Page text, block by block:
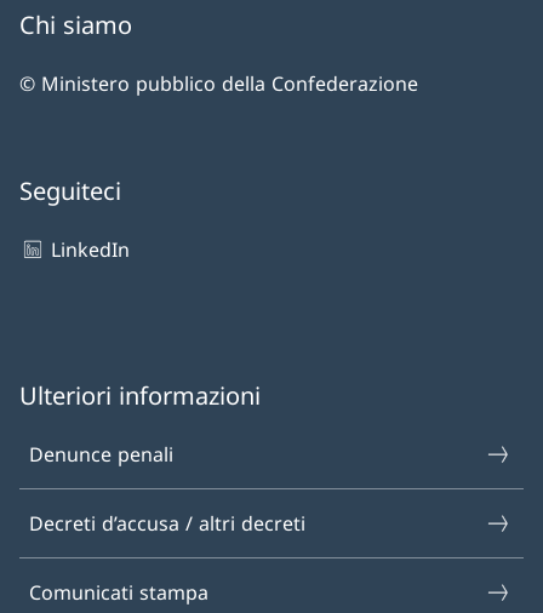
Chi siamo
© Ministero pubblico della Confederazione
Seguiteci
LinkedIn
Ulteriori informazioni
Denunce penali
Decreti d’accusa / altri decreti
Comunicati stampa